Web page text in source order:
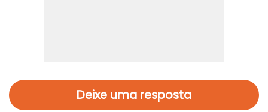
Deixe uma resposta